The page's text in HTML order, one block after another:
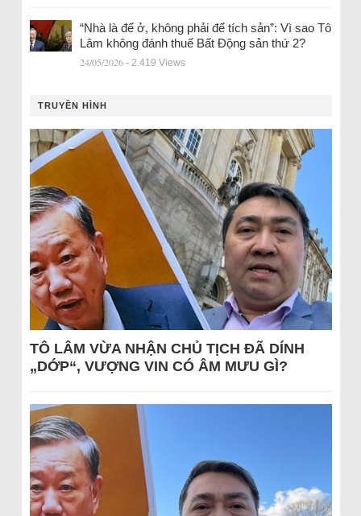
“Nhà là để ở, không phải để tích sản”: Vì sao Tô
Lâm không đánh thuế Bất Động sản thứ 2?
24/05/2026 - 2.419 Views
TRUYỀN HÌNH
TÔ LÂM VỪA NHẬN CHỦ TỊCH ĐÃ DÍNH
„DỚP“, VƯỢNG VIN CÓ ÂM MƯU GÌ?